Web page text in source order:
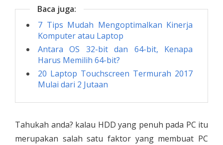
Baca juga:
7 Tips Mudah Mengoptimalkan Kinerja
Komputer atau Laptop
Antara OS 32-bit dan 64-bit, Kenapa
Harus Memilih 64-bit?
20 Laptop Touchscreen Termurah 2017
Mulai dari 2 Jutaan
Tahukah anda? kalau HDD yang penuh pada PC itu
merupakan salah satu faktor yang membuat PC